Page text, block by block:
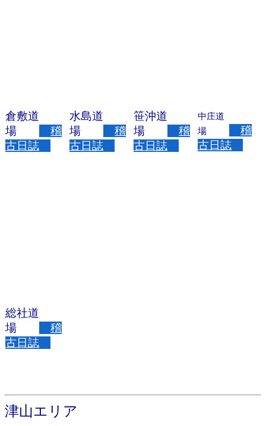
倉敷道
場
稽
古日誌
水島道
場
稽
古日誌
笹沖道
場
稽
古日誌
中庄道
場
稽
古日誌
総社道
場
稽
古日誌
津山エリア